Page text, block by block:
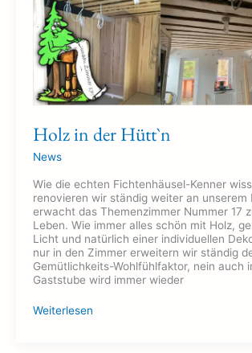
Holz in der Hütt`n
News
Wie die echten Fichtenhäusel-Kenner
renovieren wir ständig weiter an unserem
erwacht das Themenzimmer Nummer 17
Leben. Wie immer alles schön mit Holz,
Licht und natürlich einer individuellen
nur in den Zimmer erweitern wir ständig
Gemütlichkeits-Wohlfühlfaktor, nein auch
Gaststube wird immer wieder
der
Hütt`n
Weiterlesen